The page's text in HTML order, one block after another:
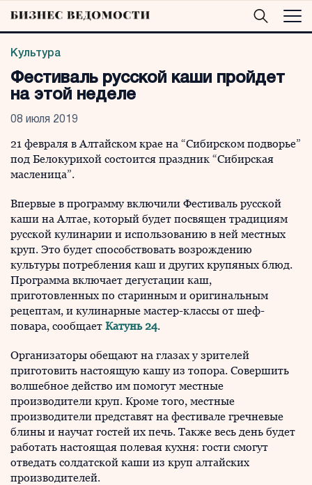
Культура
Фестиваль русской каши пройдет
на этой неделе
08 июля 2019
21 февраля в Алтайском крае на “Сибирском подворье”
под Белокурихой состоится праздник “Сибирская
масленица”.
Впервые в программу включили Фестиваль русской
каши на Алтае, который будет посвящен традициям
русской кулинарии и использованию в ней местных
круп. Это будет способствовать возрождению
культуры потребления каш и других крупяных блюд.
Программа включает дегустации каш,
приготовленных по старинным и оригинальным
рецептам, и кулинарные мастер-классы от шеф-
повара, сообщает Катунь 24.
Организаторы обещают на глазах у зрителей
приготовить настоящую кашу из топора. Совершить
волшебное действо им помогут местные
производители круп. Кроме того, местные
производители представят на фестивале гречневые
блины и научат гостей их печь. Также весь день будет
работать настоящая полевая кухня: гости смогут
отведать солдатской каши из круп алтайских
производителей.